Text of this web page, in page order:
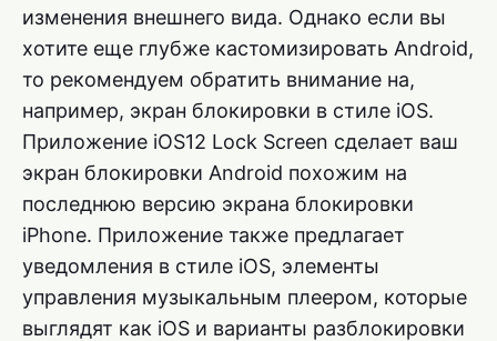
изменения внешнего вида. Однако если вы
хотите еще глубже кастомизировать Android,
то рекомендуем обратить внимание на,
например, экран блокировки в стиле iOS.
Приложение iOS12 Lock Screen сделает ваш
экран блокировки Android похожим на
последнюю версию экрана блокировки
iPhone. Приложение также предлагает
уведомления в стиле iOS, элементы
управления музыкальным плеером, которые
выглядят как iOS и варианты разблокировки